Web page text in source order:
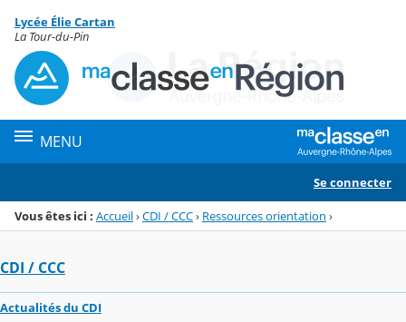
Menu de la rubrique
Contenu
Lycée Élie Cartan
La Tour-du-Pin
MENU
Se connecter
Vous êtes ici : Accueil›CDI / CCC› Ressources orientation ›
CDI / CCC
Actualités du CDI